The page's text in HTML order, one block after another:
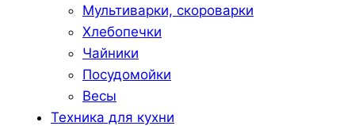
Мультиварки, скороварки
Хлебопечки
Чайники
Посудомойки
Весы
Техника для кухни